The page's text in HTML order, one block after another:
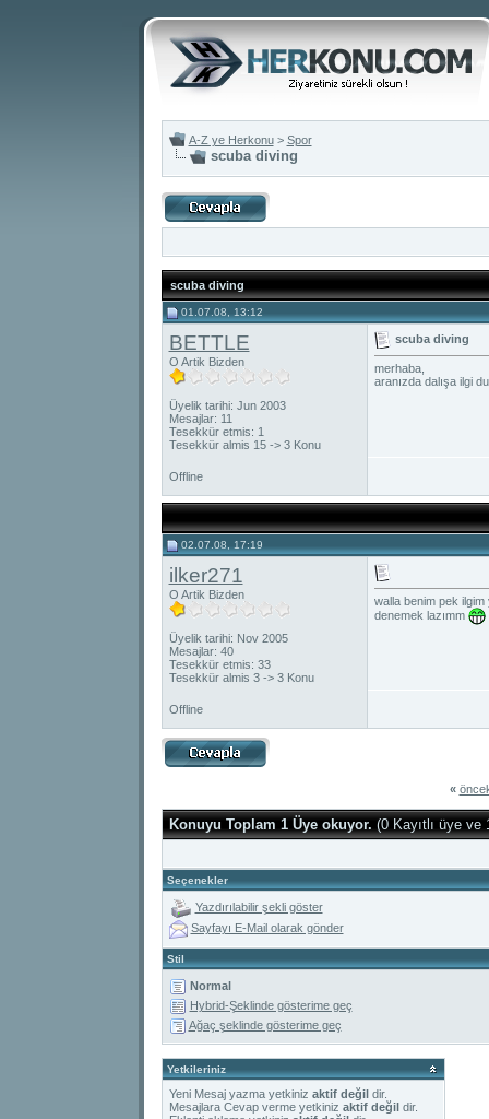
A-Z ye Herkonu > Spor
scuba diving
scuba diving
01.07.08, 13:12
BETTLE
O Artik Bizden
Üyelik tarihi: Jun 2003
Mesajlar: 11
Tesekkür etmis: 1
Tesekkür almis 15 -> 3 Konu
scuba diving
merhaba,
aranızda dalışa ilgi
Offline
02.07.08, 17:19
ilker271
O Artik Bizden
Üyelik tarihi: Nov 2005
Mesajlar: 40
Tesekkür etmis: 33
Tesekkür almis 3 -> 3 Konu
walla benim pek ilgim
denemek lazımm
Offline
«
Konuyu Toplam 1 Üye okuyor. (0 Kayıtlı üye ve
Seçenekler
Yazdırılabilir şekli göster
Sayfayı E-Mail olarak gönder
Stil
Normal
Hybrid-Şeklinde gösterime geç
Ağaç şeklinde gösterime geç
Yetkileriniz
Yeni Mesaj yazma yetkiniz aktif değildir.
Mesajlara Cevap verme yetkiniz aktif değildir.